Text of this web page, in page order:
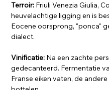
Terroir: Friuli Venezia Giulia,
heuvelachtige ligging en is
Eocene oorsprong, "ponca"
dialect.
Vinificatie: Na een zachte
gedecanteerd. Fermentatie
Franse eiken vaten, de